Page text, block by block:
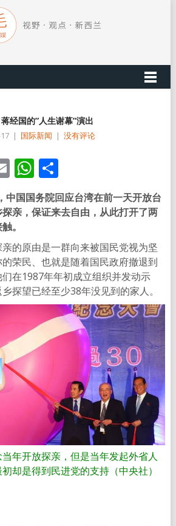
经国的”人生谢幕”演出
| 国际新闻 | 没有评论
EmailWhatsApp
分
享
中国国务院回应台湾在前一天开放台
亲，保证来去自由，从此打开了两
。
的原由是一群向来被国民党视为坚
荣民、也就是随着国民政府撤退到
在1987年年初成立组织并发动示
探望已经至少38年没见到的家人。
年开放探亲，但是当年发起外省人
却是得到民进党的支持（中央社）